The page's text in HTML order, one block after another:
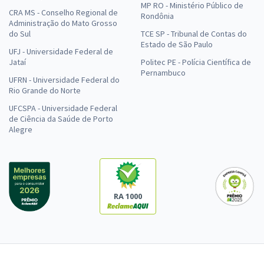
CRA MS - Conselho Regional de
Administração do Mato Grosso
do Sul
UFJ - Universidade Federal de
Jataí
UFRN - Universidade Federal do
Rio Grande do Norte
UFCSPA - Universidade Federal
de Ciência da Saúde de Porto
Alegre
MP RO - Ministério Público de
Rondônia
TCE SP - Tribunal de Contas do
Estado de São Paulo
Politec PE - Polícia Científica de
Pernambuco
RA 1000